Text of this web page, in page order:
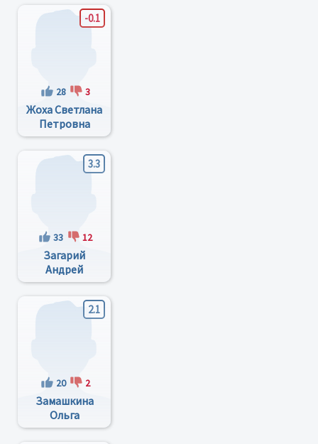
-0.1
28 3
Жоха Светлана
Петровна
3.3
33 12
Загарий
Андрей
Иванович
2.1
20 2
Замашкина
Ольга
Дмитриевна